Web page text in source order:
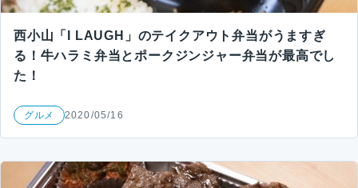
西小山「I LAUGH」のテイクアウト弁当がうますぎ
る！牛ハラミ弁当とポークジンジャー弁当が最高でし
た！
グルメ 2020/05/16